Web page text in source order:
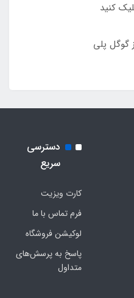
کنید
گوگل پلی
دسترسی
سریع
کارت ویزیت
فرم تماس با ما
لوکیشن فروشگاه
پاسخ به پرسش‌های
متداول